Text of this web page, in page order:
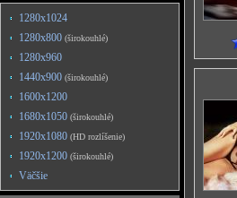
1280x1024
1280x800 (širokouhlé)
1280x960
1440x900 (širokouhlé)
1600x1200
1680x1050 (širokouhlé)
1920x1080 (HD rozlíšenie)
1920x1200 (širokouhlé)
Väčšie